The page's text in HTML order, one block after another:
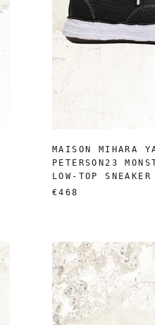
MAISON MIHARA
PETERSON23
LOW-TOP SNEAKER
€468